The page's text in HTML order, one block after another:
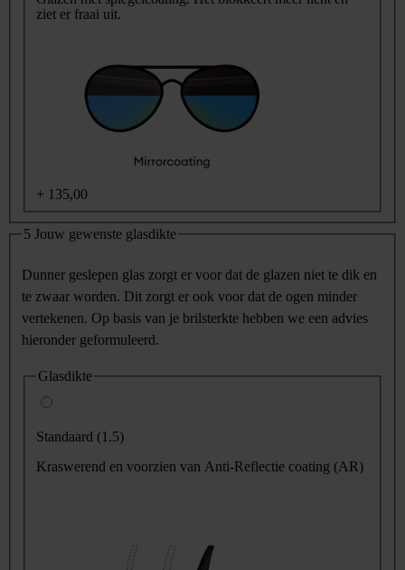
ziet er fraai uit.
+ 135,00
5 Jouw gewenste glasdikte
Dunner geslepen glas zorgt er voor dat de glazen niet te dik en
te zwaar worden. Dit zorgt er ook voor dat de ogen minder
vertekenen. Op basis van je brilsterkte hebben we een advies
hieronder geformuleerd.
Glasdikte
Standaard (1.5)
Kraswerend en voorzien van Anti-Reflectie coating (AR)